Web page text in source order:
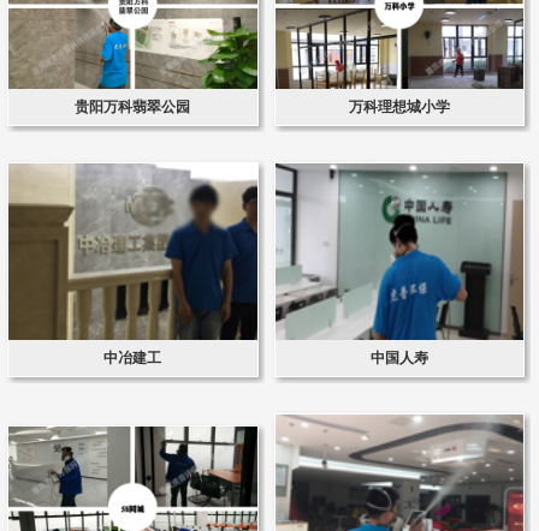
贵阳万科翡翠公园 万科理想城小学
中冶建工 中国人寿